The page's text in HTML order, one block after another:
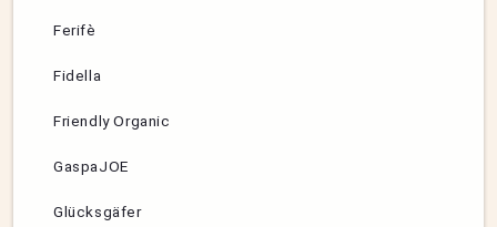
Ferifè
Fidella
Friendly Organic
GaspaJOE
Glücksgäfer